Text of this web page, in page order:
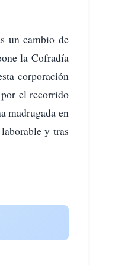
un cambio de
la Cofradía
corporación
el recorrido
madrugada en
y tras